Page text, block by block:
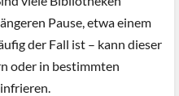
Pause, etwa einem
der Fall ist – kann dieser
oder in bestimmten